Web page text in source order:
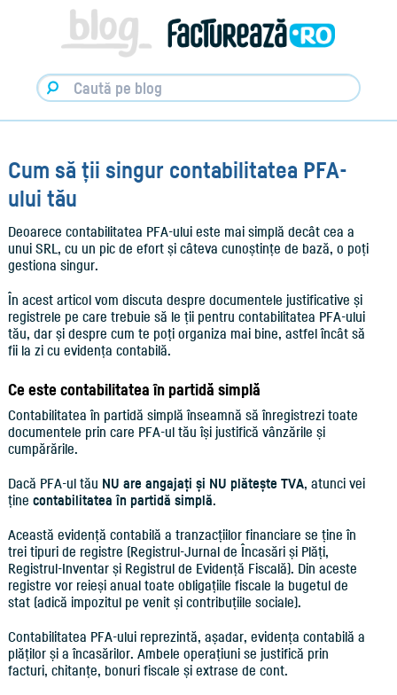
Factureaza.ro
Cum să ții singur contabilitatea PFA-
ului tău
Deoarece contabilitatea PFA-ului este mai simplă decât cea a
unui SRL, cu un pic de efort și câteva cunoștințe de bază, o poți
gestiona singur.
În acest articol vom discuta despre documentele justificative și
registrele pe care trebuie să le ții pentru contabilitatea PFA-ului
tău, dar și despre cum te poți organiza mai bine, astfel încât să
fii la zi cu evidența contabilă.
Ce este contabilitatea în partidă simplă
Contabilitatea în partidă simplă înseamnă să înregistrezi toate
documentele prin care PFA-ul tău își justifică vânzările și
cumpărările.
Dacă PFA-ul tău NU are angajați și NU plătește TVA, atunci vei
ține contabilitatea în partidă simplă.
Această evidență contabilă a tranzacțiilor financiare se ține în
trei tipuri de registre (Registrul-Jurnal de Încasări și Plăți,
Registrul-Inventar și Registrul de Evidență Fiscală). Din aceste
registre vor reieși anual toate obligațiile fiscale la bugetul de
stat (adică impozitul pe venit și contribuțiile sociale).
Contabilitatea PFA-ului reprezintă, așadar, evidența contabilă a
plăților și a încasărilor. Ambele operațiuni se justifică prin
facturi, chitanțe, bonuri fiscale și extrase de cont.